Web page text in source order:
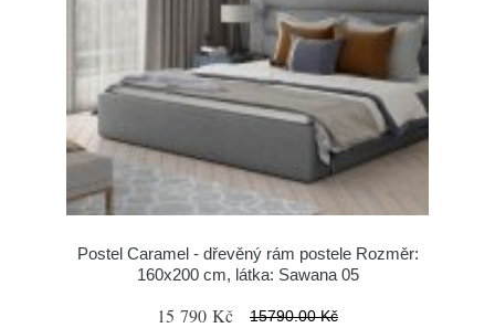
Postel Caramel - dřevěný rám postele Rozměr:
160x200 cm, látka: Sawana 05
15 790 Kč 15790.00 Kč